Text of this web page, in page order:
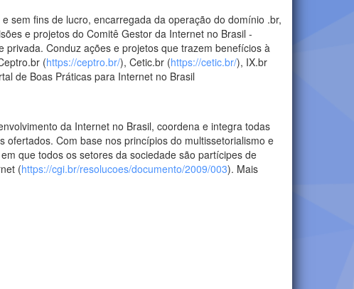
sem fins de lucro, encarregada da operação do domínio .br,
e projetos do Comitê Gestor da Internet no Brasil -
Conduz ações e projetos que trazem benefícios à
(https://ceptro.br/), Cetic.br (https://cetic.br/), IX.br
de Boas Práticas para Internet no Brasil
da Internet no Brasil, coordena e integra todas
Com base nos princípios do multissetorialismo e
que todos os setores da sociedade são partícipes de
(https://cgi.br/resolucoes/documento/2009/003). Mais